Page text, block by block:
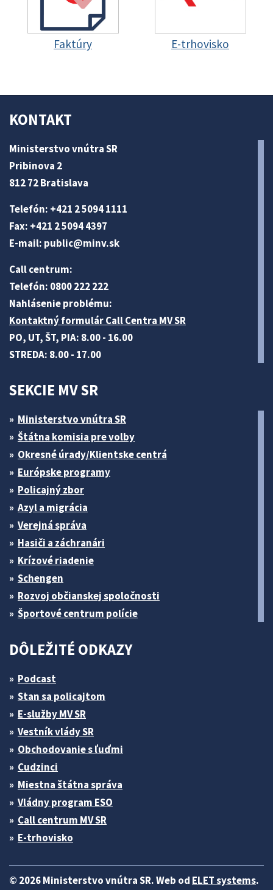
Faktúry E-trhovisko
KONTAKT
Ministerstvo vnútra SR
Pribinova 2
812 72 Bratislava
Telefón: +421 2 5094 1111
Fax: +421 2 5094 4397
E-mail: public@minv.sk
Call centrum:
Telefón: 0800 222 222
Nahlásenie problému:
Kontaktný formulár Call Centra MV SR
PO, UT, ŠT, PIA: 8.00 - 16.00
STREDA: 8.00 - 17.00
SEKCIE MV SR
Ministerstvo vnútra SR
Štátna komisia pre volby
Okresné úrady/Klientske centrá
Európske programy
Policajný zbor
Azyl a migrácia
Verejná správa
Hasiči a záchranári
Krízové riadenie
Schengen
Rozvoj občianskej spoločnosti
Športové centrum polície
DÔLEŽITÉ ODKAZY
Podcast
Stan sa policajtom
E-služby MV SR
Vestník vlády SR
Obchodovanie s ľuďmi
Cudzinci
Miestna štátna správa
Vládny program ESO
Call centrum MV SR
E-trhovisko
© 2026 Ministerstvo vnútra SR. Web od ELET systems.